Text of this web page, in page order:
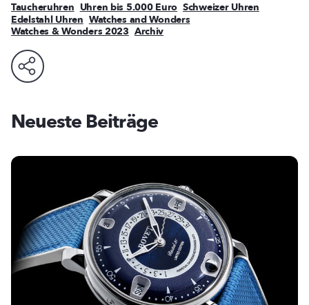
Taucheruhren Uhren bis 5.000 Euro Schweizer Uhren
Edelstahl Uhren Watches and Wonders
Watches & Wonders 2023 Archiv
Neueste Beiträge